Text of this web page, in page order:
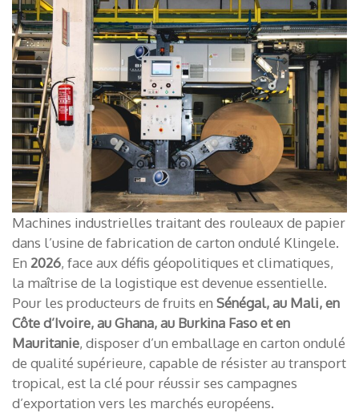
Machines industrielles traitant des rouleaux de papier
dans l’usine de fabrication de carton ondulé Klingele.
En 2026, face aux défis géopolitiques et climatiques,
la maîtrise de la logistique est devenue essentielle.
Pour les producteurs de fruits en Sénégal, au Mali, en
Côte d’Ivoire, au Ghana, au Burkina Faso et en
Mauritanie, disposer d’un emballage en carton ondulé
de qualité supérieure, capable de résister au transport
tropical, est la clé pour réussir ses campagnes
d’exportation vers les marchés européens.